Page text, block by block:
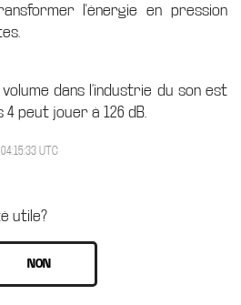
l'énergie en pression
dans l’industrie du son est
4 peut jouer à 126 dB.
UTC
utile?